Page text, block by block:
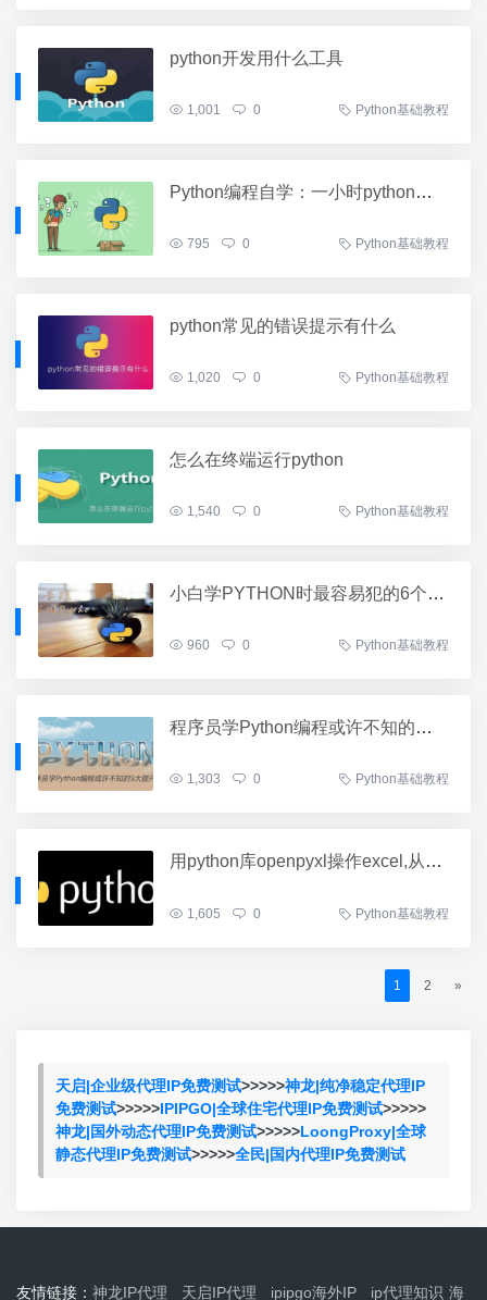
python开发用什么工具
1,001 0 Python基础教程
Python编程自学：一小时python入门教程
795 0 Python基础教程
python常见的错误提示有什么
1,020 0 Python基础教程
怎么在终端运行python
1,540 0 Python基础教程
小白学PYTHON时最容易犯的6个错误
960 0 Python基础教程
程序员学Python编程或许不知的五大提升工具
1,303 0 Python基础教程
用python库openpyxl操作excel,从源excel表中提取信息复制到目标excel表中
1,605 0 Python基础教程
1 2 »
天启|企业级代理IP免费测试>>>>>神龙|纯净稳定代理IP
免费测试>>>>>IPIPGO|全球住宅代理IP免费测试>>>>>
神龙|国外动态代理IP免费测试>>>>>LoongProxy|全球
静态代理IP免费测试>>>>>全民|国内代理IP免费测试
友情链接： 神龙IP代理 天启IP代理 ipipgo海外IP ip代理知识 海